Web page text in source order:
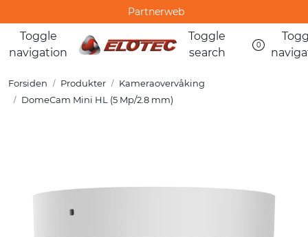
Partnerweb
Toggle
navigation
Toggle
search
0
Forsiden Produkter
Kameraovervåking
DomeCam Mini HL (5 Mp/2.8 mm)
Produkter
Løsninger
Referanser